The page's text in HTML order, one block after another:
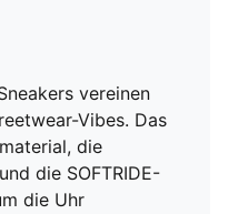
vereinen
Vibes. Das
die
die SOFTRIDE-
die Uhr